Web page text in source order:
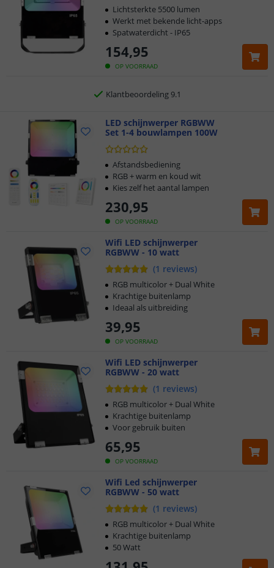
OP VOORRAAD
154,95
Lichtsterkte 5500 lumen
Werkt met bekende licht-apps
Spatwaterdicht - IP65
2 jaar garantie
Gratis verzending vanaf € 20,-
morgen in huis
LED schijnwerper RGBWW
Set 1-4 bouwlampen 100W
OP VOORRAAD
230,95
Afstandsbediening
RGB + warm en koud wit
Kies zelf het aantal lampen
Wifi LED schijnwerper
RGBWW - 10 watt
(1 reviews)
OP VOORRAAD
39,95
RGB multicolor + Dual White
Krachtige buitenlamp
Ideaal als uitbreiding
Wifi LED schijnwerper
RGBWW - 20 watt
(1 reviews)
OP VOORRAAD
65,95
RGB multicolor + Dual White
Krachtige buitenlamp
Voor gebruik buiten
Wifi Led schijnwerper
RGBWW - 50 watt
(1 reviews)
RGB multicolor + Dual White
Krachtige buitenlamp
50 Watt